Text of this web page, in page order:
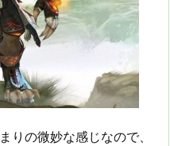
りの微妙な感じなので、